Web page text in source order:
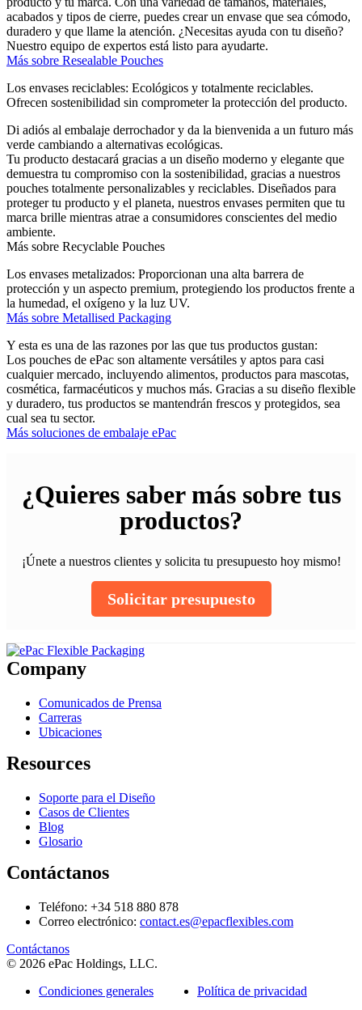
acabados y tipos de cierre, puedes crear un envase que sea cómodo,
duradero y que llame la atención. ¿Necesitas ayuda con tu diseño?
Nuestro equipo de expertos está listo para ayudarte.
Más sobre Resealable Pouches
Los envases reciclables: Ecológicos y totalmente reciclables.
Ofrecen sostenibilidad sin comprometer la protección del producto.
Di adiós al embalaje derrochador y da la bienvenida a un futuro más
verde cambiando a alternativas ecológicas.
Tu producto destacará gracias a un diseño moderno y elegante que
demuestra tu compromiso con la sostenibilidad, gracias a nuestros
pouches totalmente personalizables y reciclables. Diseñados para
proteger tu producto y el planeta, nuestros envases permiten que tu
marca brille mientras atrae a consumidores conscientes del medio
ambiente.
Más sobre Recyclable Pouches
Los envases metalizados: Proporcionan una alta barrera de
protección y un aspecto premium, protegiendo los productos frente a
la humedad, el oxígeno y la luz UV.
Más sobre Metallised Packaging
Y esta es una de las razones por las que tus productos gustan:
Los pouches de ePac son altamente versátiles y aptos para casi
cualquier mercado, incluyendo alimentos, productos para mascotas,
cosmética, farmacéuticos y muchos más. Gracias a su diseño flexible
y duradero, tus productos se mantendrán frescos y protegidos, sea
cual sea tu sector.
Más soluciones de embalaje ePac
¿Quieres saber más sobre tus
productos?
¡Únete a nuestros clientes y solicita tu presupuesto hoy mismo!
Solicitar presupuesto
Company
Comunicados de Prensa
Carreras
Ubicaciones
Resources
Soporte para el Diseño
Casos de Clientes
Blog
Glosario
Contáctanos
Teléfono: +34 518 880 878
Correo electrónico: contact.es@epacflexibles.com
facebook
youtube
linkedin
instagram
Contáctanos
© 2026 ePac Holdings, LLC.
Condiciones generales
Política de privacidad